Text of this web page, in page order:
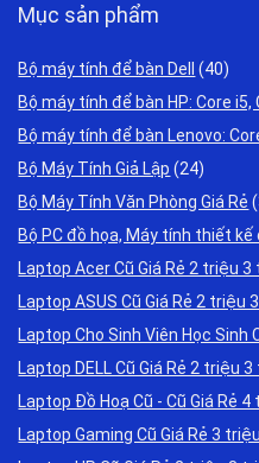
Mục sản phẩm
Bộ máy tính để bàn Dell
(40)
Bộ máy tính để bàn HP: Core i5,
Bộ máy tính để bàn Lenovo:
Bộ Máy Tính Giả Lập (24)
Bộ Máy Tính Văn Phòng Giá Rẻ
Bộ PC đồ họa, Máy tính thiết kế
Laptop Acer Cũ Giá Rẻ 2 triệu 3
Laptop ASUS Cũ Giá Rẻ 2 triệu
Laptop Cho Sinh Viên Học Sinh
Laptop DELL Cũ Giá Rẻ 2 triệu
Laptop Đồ Hoạ Cũ - Cũ Giá Rẻ
Laptop Gaming Cũ Giá Rẻ 3